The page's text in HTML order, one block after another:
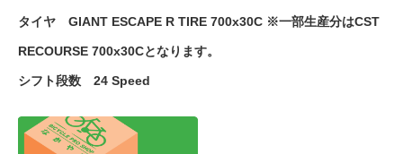
タイヤ GIANT ESCAPE R TIRE 700x30C ※一部生産分はCST
RECOURSE 700x30Cとなります。
シフト段数 24 Speed